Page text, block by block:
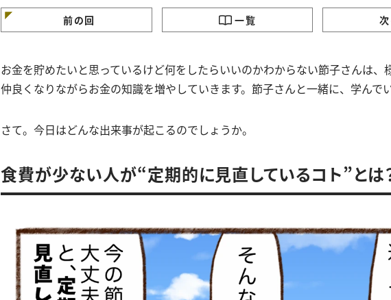
前の回 一覧
お金を貯めたいと思っているけど何をしたらいいのかわからない節子さんは、
仲良くなりながらお金の知識を増やしていきます。節子さんと一緒に、学んで
さて。今日はどんな出来事が起こるのでしょうか。
食費が少ない人が“定期的に見直しているコト”とは